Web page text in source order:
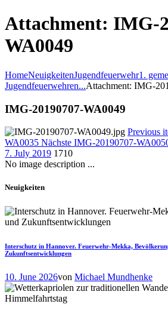
Attachment: IMG-
WA0049
HomeNeuigkeitenJugendfeuerwehr1.
Jugendfeuerwehren...Attachment: IMG-
IMG-20190707-WA0049
Previous
WA0035 Nächste IMG-20190707-
7. July 2019 1710
No image description ...
Neuigkeiten
Interschutz in Hannover. Feuerwehr-Mekka,
Zukunftsentwicklungen
10. June 2026von Michael Mundhenke